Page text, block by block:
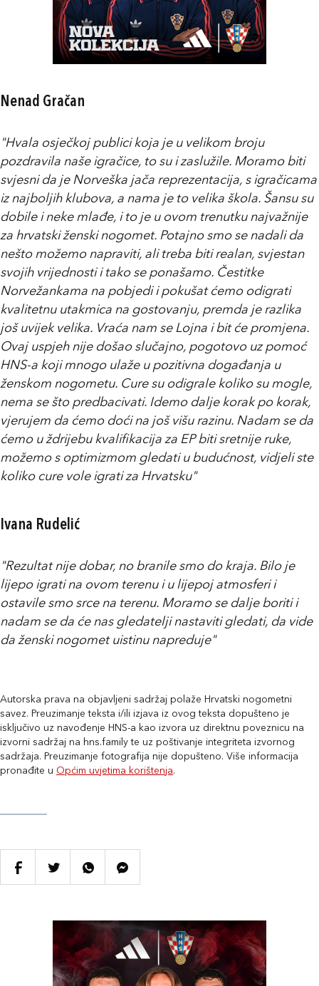
Nenad Gračan
"Hvala osječkoj publici koja je u velikom broju
pozdravila naše igračice, to su i zaslužile. Moramo biti
svjesni da je Norveška jača reprezentacija, s igračicama
iz najboljih klubova, a nama je to velika škola. Šansu su
dobile i neke mlađe, i to je u ovom trenutku najvažnije
za hrvatski ženski nogomet. Potajno smo se nadali da
nešto možemo napraviti, ali treba biti realan, svjestan
svojih vrijednosti i tako se ponašamo. Čestitke
Norvežankama na pobjedi i pokušat ćemo odigrati
kvalitetnu utakmica na gostovanju, premda je razlika
još uvijek velika. Vraća nam se Lojna i bit će promjena.
Ovaj uspjeh nije došao slučajno, pogotovo uz pomoć
HNS-a koji mnogo ulaže u pozitivna događanja u
ženskom nogometu. Cure su odigrale koliko su mogle,
nema se što predbacivati. Idemo dalje korak po korak,
vjerujem da ćemo doći na još višu razinu. Nadam se da
ćemo u ždrijebu kvalifikacija za EP biti sretnije ruke,
možemo s optimizmom gledati u budućnost, vidjeli ste
koliko cure vole igrati za Hrvatsku"
Ivana Rudelić
"Rezultat nije dobar, no branile smo do kraja. Bilo je
lijepo igrati na ovom terenu i u lijepoj atmosferi i
ostavile smo srce na terenu. Moramo se dalje boriti i
nadam se da će nas gledatelji nastaviti gledati, da vide
da ženski nogomet uistinu napreduje"
Autorska prava na objavljeni sadržaj polaže Hrvatski nogometni
savez. Preuzimanje teksta i/ili izjava iz ovog teksta dopušteno je
isključivo uz navođenje HNS-a kao izvora uz direktnu poveznicu na
izvorni sadržaj na hns.family te uz poštivanje integriteta izvornog
sadržaja. Preuzimanje fotografija nije dopušteno. Više informacija
pronađite u Općim uvjetima korištenja.